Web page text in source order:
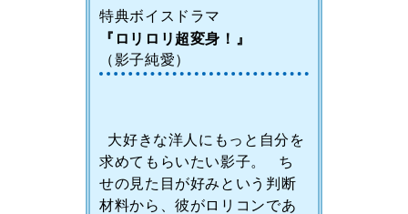
特典ボイスドラマ
『ロリロリ超変身！』
（影子純愛）
大好きな洋人にもっと自分を
求めてもらいたい影子。 ち
せの見た目が好みという判断
材料から、彼がロリコンであ